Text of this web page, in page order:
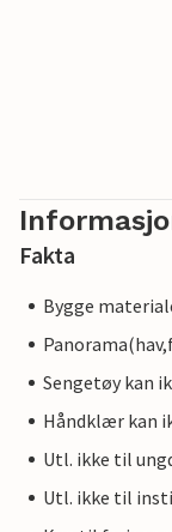
Fakta
Bygge
Sengetøy kan
Håndklær kan
Utl. ikke til
Utl. ikke til